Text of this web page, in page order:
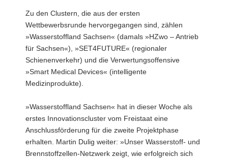
Zu den Clustern, die aus der ersten
Wettbewerbsrunde hervorgegangen sind, zählen
»Wasserstoffland Sachsen« (damals »HZwo – Antrieb
für Sachsen«), »SET4FUTURE« (regionaler
Schienenverkehr) und die Verwertungsoffensive
»Smart Medical Devices« (intelligente
Medizinprodukte).
»Wasserstoffland Sachsen« hat in dieser Woche als
erstes Innovationscluster vom Freistaat eine
Anschlussförderung für die zweite Projektphase
erhalten. Martin Dulig weiter: »Unser Wasserstoff- und
Brennstoffzellen-Netzwerk zeigt, wie erfolgreich sich